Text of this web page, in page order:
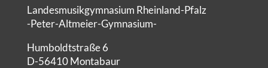
Landesmusikgymnasium Rheinland-Pfalz
-Peter-Altmeier-Gymnasium-
Humboldtstraße 6
D-56410 Montabaur